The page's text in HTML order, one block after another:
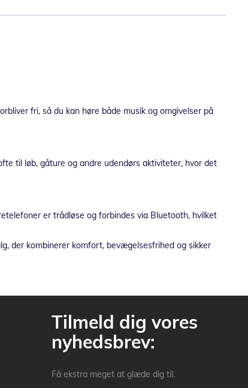
fri, så du kan høre både musik og omgivelser på
til løb, gåture og andre udendørs aktiviteter, hvor det
er trådløse og forbindes via Bluetooth, hvilket
der kombinerer komfort, bevægelsesfrihed og sikker
Tilmeld dig vores
nyhedsbrev:
Få ekstra meget at glæde dig til.